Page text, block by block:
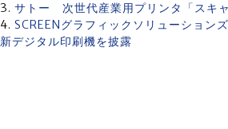
サトー 次世代産業用プリンタ「スキ
SCREENグラフィックソリューショ
新デジタル印刷機を披露